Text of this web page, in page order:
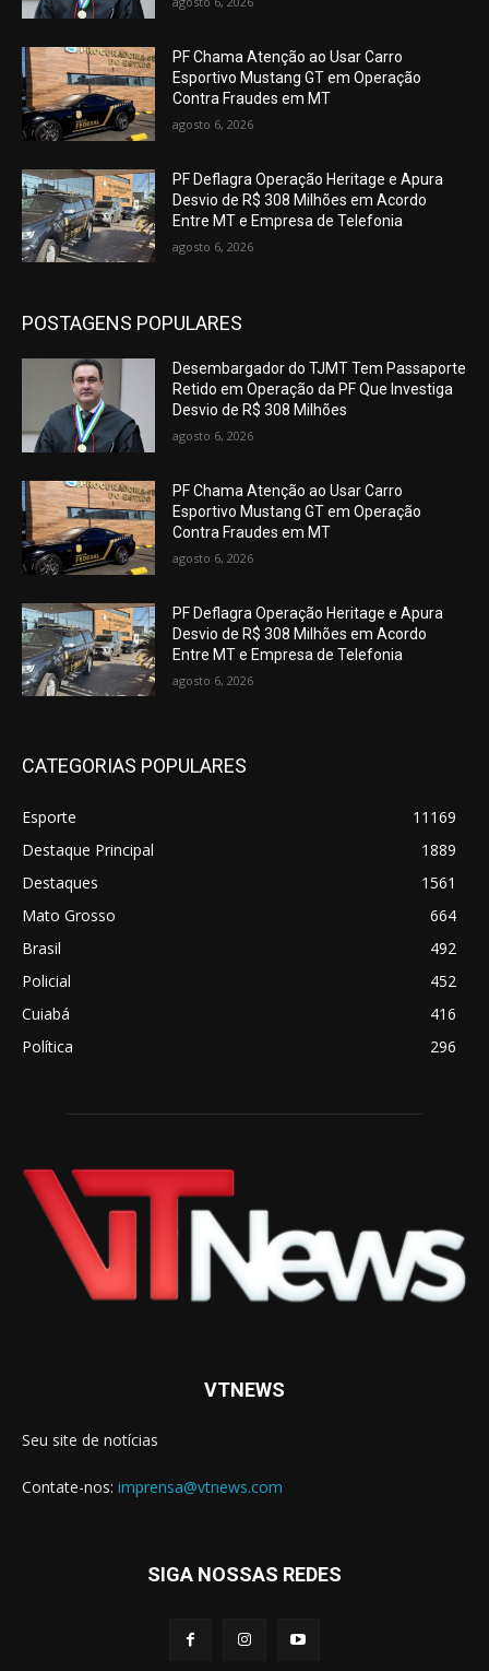
PF Chama Atenção ao Usar Carro
Esportivo Mustang GT em Operação
Contra Fraudes em MT
agosto 6, 2026
PF Deflagra Operação Heritage e Apura
Desvio de R$ 308 Milhões em Acordo
Entre MT e Empresa de Telefonia
agosto 6, 2026
POSTAGENS POPULARES
Desembargador do TJMT Tem Passaporte
Retido em Operação da PF Que Investiga
Desvio de R$ 308 Milhões
agosto 6, 2026
PF Chama Atenção ao Usar Carro
Esportivo Mustang GT em Operação
Contra Fraudes em MT
agosto 6, 2026
PF Deflagra Operação Heritage e Apura
Desvio de R$ 308 Milhões em Acordo
Entre MT e Empresa de Telefonia
agosto 6, 2026
CATEGORIAS POPULARES
Esporte
11169
Destaque Principal
1889
Destaques
1561
Mato Grosso
664
Brasil
492
Policial
452
Cuiabá
416
Política
296
VTNEWS
Seu site de notícias
Contate-nos: imprensa@vtnews.com
SIGA NOSSAS REDES